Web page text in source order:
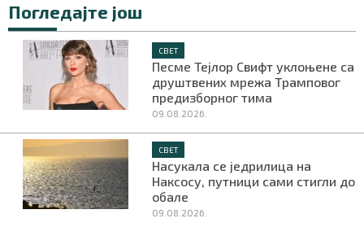
Погледајте још
СВЕТ
Песме Тејлор Свифт уклоњене са
друштвених мрежа Трамповог
предизборног тима
09.08.2026.
СВЕТ
Насукала се једрилица на
Наксосу, путници сами стигли до
обале
09.08.2026.